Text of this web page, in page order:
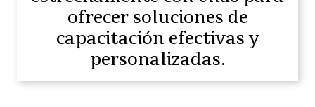
ofrecer soluciones de
capacitación efectivas y
personalizadas.